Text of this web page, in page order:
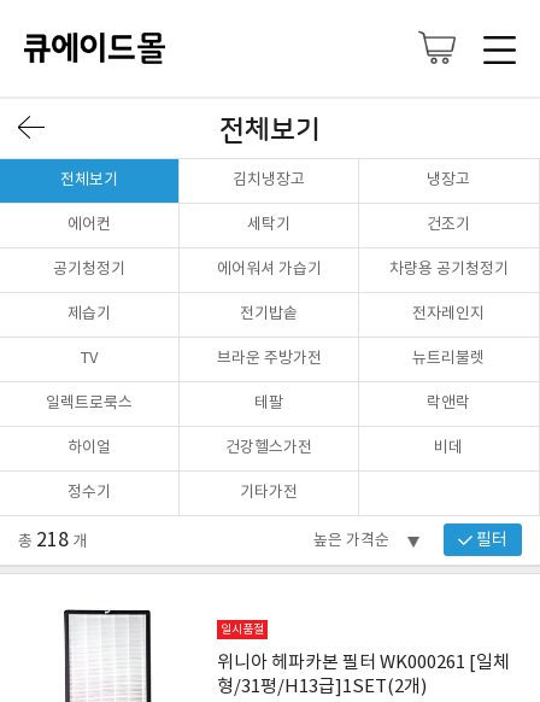
전체보기
전체보기 김치냉장고 냉장고
에어컨 세탁기 건조기
공기청정기 에어워셔 가습기 차량용 공기청정기
제습기 전기밥솥 전자레인지
TV 브라운 주방가전 뉴트리불렛
일렉트로룩스 테팔 락앤락
하이얼 건강헬스가전 비데
정수기 기타가전
총 218 개 필터
일시품절
위니아 헤파카본 필터 WK000261 [일체
형/31평/H13급]1SET(2개)